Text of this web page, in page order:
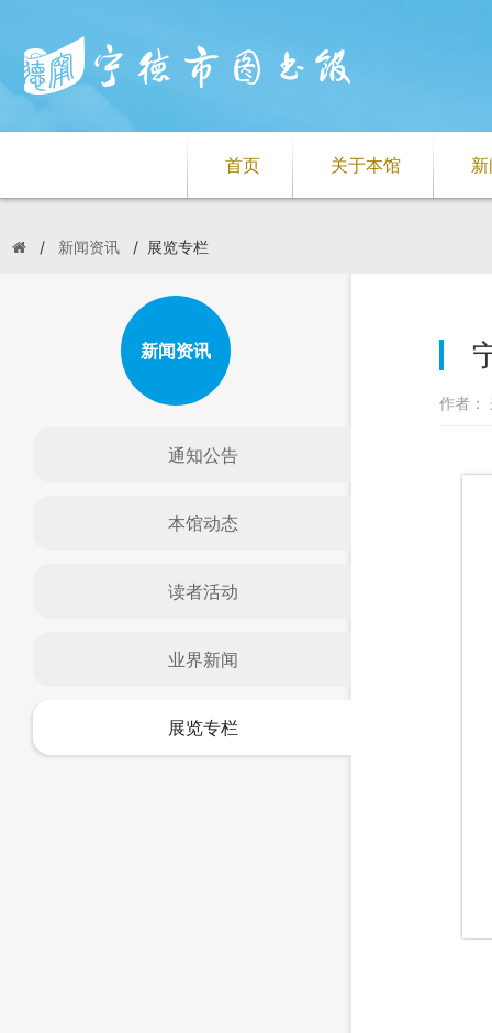
首页 关于本馆
/ 新闻资讯 / 展览专栏
新闻资讯
通知公告
本馆动态
读者活动
业界新闻
展览专栏
作者：